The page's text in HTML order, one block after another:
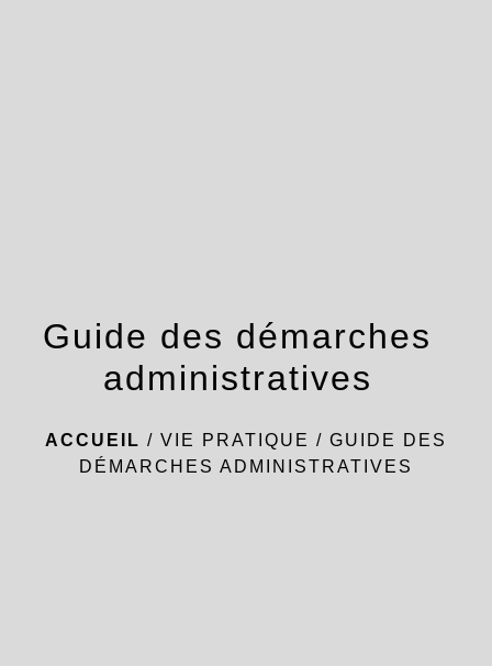
Guide des démarches
administratives
ACCUEIL / VIE PRATIQUE / GUIDE DES
DÉMARCHES ADMINISTRATIVES